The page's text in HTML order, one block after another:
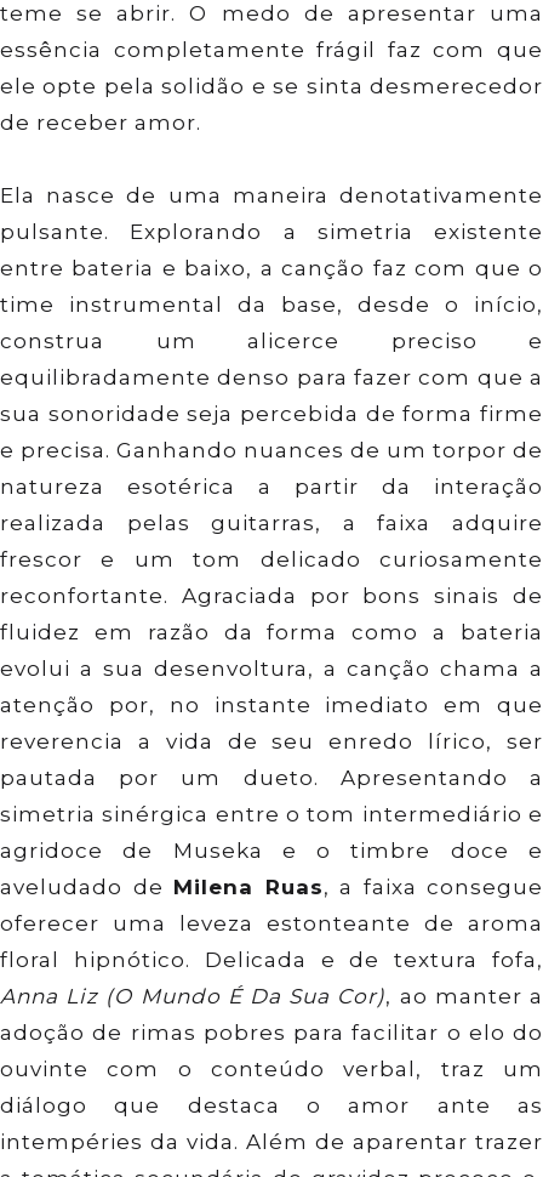
teme se abrir. O medo de apresentar uma
essência completamente frágil faz com que
ele opte pela solidão e se sinta desmerecedor
de receber amor.
Ela nasce de uma maneira denotativamente
pulsante. Explorando a simetria existente
entre bateria e baixo, a canção faz com que o
time instrumental da base, desde o início,
construa um alicerce preciso e
equilibradamente denso para fazer com que a
sua sonoridade seja percebida de forma firme
e precisa. Ganhando nuances de um torpor de
natureza esotérica a partir da interação
realizada pelas guitarras, a faixa adquire
frescor e um tom delicado curiosamente
reconfortante. Agraciada por bons sinais de
fluidez em razão da forma como a bateria
evolui a sua desenvoltura, a canção chama a
atenção por, no instante imediato em que
reverencia a vida de seu enredo lírico, ser
pautada por um dueto. Apresentando a
simetria sinérgica entre o tom intermediário e
agridoce de Museka e o timbre doce e
aveludado de Milena Ruas, a faixa consegue
oferecer uma leveza estonteante de aroma
floral hipnótico. Delicada e de textura fofa,
Anna Liz (O Mundo É Da Sua Cor), ao manter a
adoção de rimas pobres para facilitar o elo do
ouvinte com o conteúdo verbal, traz um
diálogo que destaca o amor ante as
intempéries da vida. Além de aparentar trazer